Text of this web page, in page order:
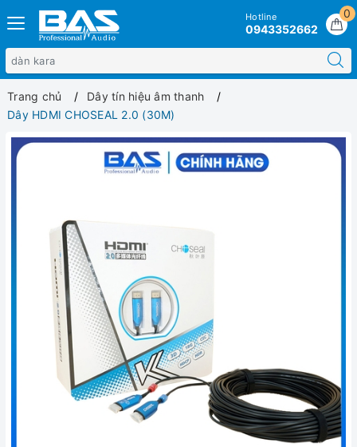
0
Hotline
0943352662
Trang chủ
Dây tín hiệu âm thanh
Dây HDMI CHOSEAL 2.0 (30M)